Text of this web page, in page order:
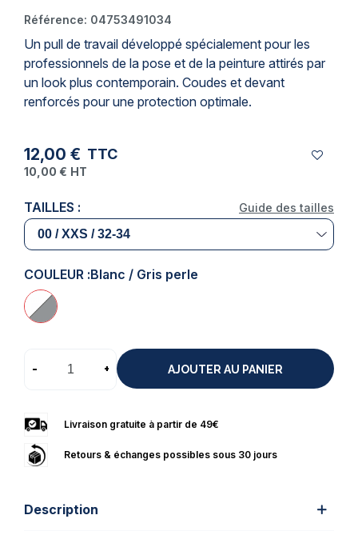
Référence: 04753491034
Un pull de travail développé spécialement pour les
professionnels de la pose et de la peinture attirés par
un look plus contemporain. Coudes et devant
renforcés pour une protection optimale.
12,00 € TTC
10,00 € HT
Guide des tailles
TAILLES :
COULEUR :Blanc / Gris perle
- + AJOUTER AU PANIER
Livraison gratuite à partir de 49€
Retours & échanges possibles sous 30 jours
Description